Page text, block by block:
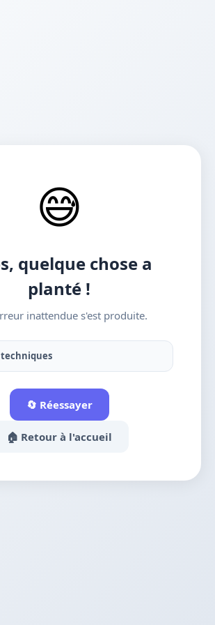
😅
quelque chose a
planté !
inattendue s'est produite.
🔄 Réessayer
🏠 Retour à l'accueil